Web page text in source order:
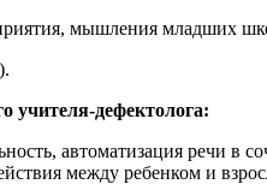
мышления младших
учителя-дефектолога:
автоматизация речи в
между ребенком и